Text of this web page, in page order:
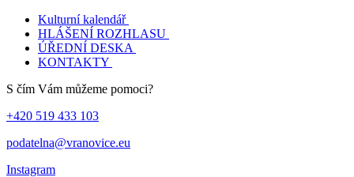
Kulturní kalendář
HLÁŠENÍ ROZHLASU
ÚŘEDNÍ DESKA
KONTAKTY
S čím Vám můžeme pomoci?
+420 519 433 103
podatelna@vranovice.eu
Instagram